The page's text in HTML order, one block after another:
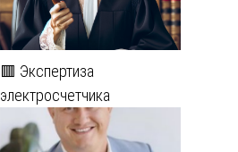
🟥 Экспертиза
электросчетчика